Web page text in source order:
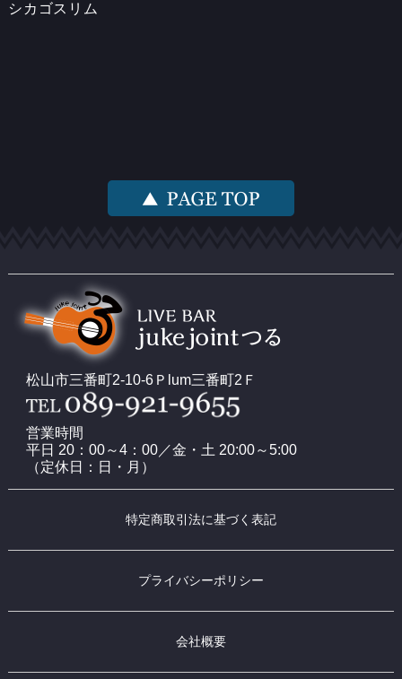
シカゴスリム
松山市三番町2-10-6Ｐlum三番町2Ｆ
営業時間
平日 20：00～4：00／金・土 20:00～5:00
（定休日：日・月）
特定商取引法に基づく表記
プライバシーポリシー
会社概要